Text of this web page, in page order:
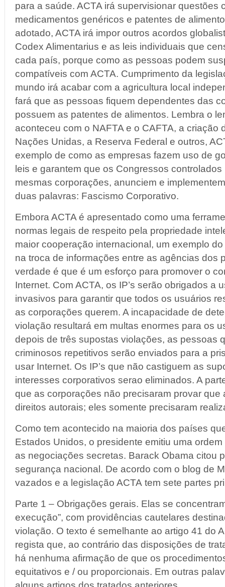
para a saúde. ACTA irá supervisionar questões
medicamentos genéricos e patentes de
adotado, ACTA irá impor outros acordos
Codex Alimentarius e as leis individuais que
cada país, porque como as pessoas podem
compatíveis com ACTA. Cumprimento da
mundo irá acabar com a agricultura local
fará que as pessoas fiquem dependentes das
possuem as patentes de alimentos. Lembra o
aconteceu com o NAFTA e o CAFTA, a criação
Nações Unidas, a Reserva Federal e outros,
exemplo de como as empresas fazem uso de
leis e garantem que os Congressos controlados
mesmas corporações, anunciem e
duas palavras: Fascismo Corporativo.
Embora ACTA é apresentado como uma
normas legais de respeito pela propriedade
maior cooperação internacional, um exemplo
na troca de informações entre as agências dos
verdade é que é um esforço para promover o
Internet. Com ACTA, os IP’s serão obrigados a
invasivos para garantir que todos os usuários
as corporações querem. A incapacidade de
violação resultará em multas enormes para os
depois de três supostas violações, as pessoas
criminosos repetitivos serão enviados para a
usar Internet. Os IP’s que não castiguem as
interesses corporativos serao eliminados. A
que as corporações não precisaram provar que
direitos autorais; eles somente precisaram
Como tem acontecido na maioria dos países
Estados Unidos, o presidente emitiu uma
as negociações secretas. Barack Obama citou
segurança nacional. De acordo com o blog de
vazados e a legislação ACTA tem sete partes
Parte 1 – Obrigações gerais. Elas se
execução”, com providências cautelares
violação. O texto é semelhante ao artigo 41 do
regista que, ao contrário das disposições de
há nenhuma afirmação de que os
equitativos e / ou proporcionais. Em outras